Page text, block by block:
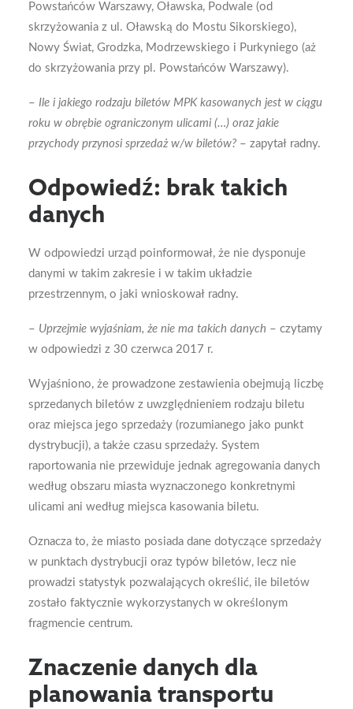
Powstańców Warszawy, Oławska, Podwale (od
skrzyżowania z ul. Oławską do Mostu Sikorskiego),
Nowy Świat, Grodzka, Modrzewskiego i Purkyniego (aż
do skrzyżowania przy pl. Powstańców Warszawy).
– Ile i jakiego rodzaju biletów MPK kasowanych jest w ciągu
roku w obrębie ograniczonym ulicami (…) oraz jakie
przychody przynosi sprzedaż w/w biletów? – zapytał radny.
Odpowiedź: brak takich
danych
W odpowiedzi urząd poinformował, że nie dysponuje
danymi w takim zakresie i w takim układzie
przestrzennym, o jaki wnioskował radny.
– Uprzejmie wyjaśniam, że nie ma takich danych – czytamy
w odpowiedzi z 30 czerwca 2017 r.
Wyjaśniono, że prowadzone zestawienia obejmują liczbę
sprzedanych biletów z uwzględnieniem rodzaju biletu
oraz miejsca jego sprzedaży (rozumianego jako punkt
dystrybucji), a także czasu sprzedaży. System
raportowania nie przewiduje jednak agregowania danych
według obszaru miasta wyznaczonego konkretnymi
ulicami ani według miejsca kasowania biletu.
Oznacza to, że miasto posiada dane dotyczące sprzedaży
w punktach dystrybucji oraz typów biletów, lecz nie
prowadzi statystyk pozwalających określić, ile biletów
zostało faktycznie wykorzystanych w określonym
fragmencie centrum.
Znaczenie danych dla
planowania transportu